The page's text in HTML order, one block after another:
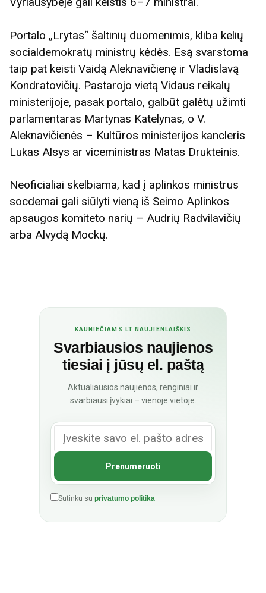
Portalo „Lrytas“ šaltinių duomenimis, kliba kelių
socialdemokratų ministrų kėdės. Esą svarstoma
taip pat keisti Vaidą Aleknavičienę ir Vladislavą
Kondratovičių. Pastarojo vietą Vidaus reikalų
ministerijoje, pasak portalo, galbūt galėtų užimti
parlamentaras Martynas Katelynas, o V.
Aleknavičienės – Kultūros ministerijos kancleris
Lukas Alsys ar viceministras Matas Drukteinis.
Neoficialiai skelbiama, kad į aplinkos ministrus
socdemai gali siūlyti vieną iš Seimo Aplinkos
apsaugos komiteto narių – Audrių Radvilavičių
arba Alvydą Mockų.
KAUNIEČIAMS.LT NAUJIENLAIŠKIS
Svarbiausios naujienos
tiesiai į jūsų el. paštą
Aktualiausios naujienos, renginiai ir
svarbiausi įvykiai – vienoje vietoje.
Sutinku su privatumo politika